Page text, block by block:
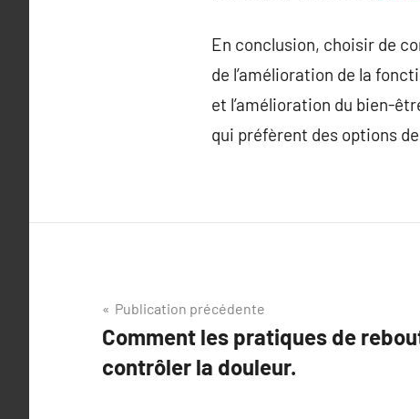
En conclusion, choisir de
de l’amélioration de la
et l’amélioration du bien-
qui préfèrent des options
Navigation
de
l’article
Publication précédente
Comment les pratiques de
contrôler la douleur.